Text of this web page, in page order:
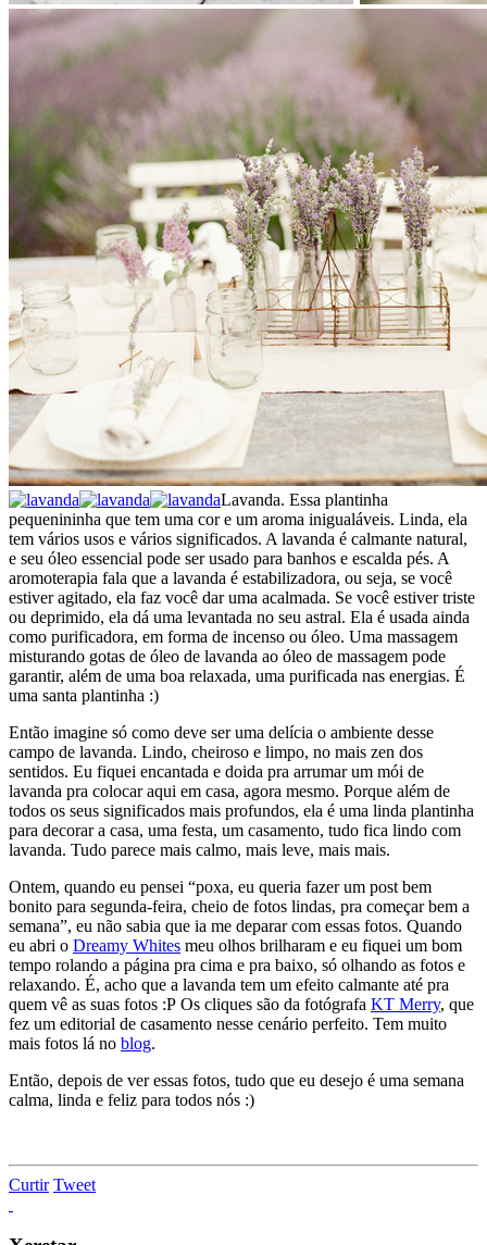
Lavanda. Essa plantinha
pequenininha que tem uma cor e um aroma inigualáveis. Linda, ela
tem vários usos e vários significados. A lavanda é calmante natural,
e seu óleo essencial pode ser usado para banhos e escalda pés. A
aromoterapia fala que a lavanda é estabilizadora, ou seja, se você
estiver agitado, ela faz você dar uma acalmada. Se você estiver triste
ou deprimido, ela dá uma levantada no seu astral. Ela é usada ainda
como purificadora, em forma de incenso ou óleo. Uma massagem
misturando gotas de óleo de lavanda ao óleo de massagem pode
garantir, além de uma boa relaxada, uma purificada nas energias. É
uma santa plantinha :)
Então imagine só como deve ser uma delícia o ambiente desse
campo de lavanda. Lindo, cheiroso e limpo, no mais zen dos
sentidos. Eu fiquei encantada e doida pra arrumar um mói de
lavanda pra colocar aqui em casa, agora mesmo. Porque além de
todos os seus significados mais profundos, ela é uma linda plantinha
para decorar a casa, uma festa, um casamento, tudo fica lindo com
lavanda. Tudo parece mais calmo, mais leve, mais mais.
Ontem, quando eu pensei “poxa, eu queria fazer um post bem
bonito para segunda-feira, cheio de fotos lindas, pra começar bem a
semana”, eu não sabia que ia me deparar com essas fotos. Quando
eu abri o Dreamy Whites meu olhos brilharam e eu fiquei um bom
tempo rolando a página pra cima e pra baixo, só olhando as fotos e
relaxando. É, acho que a lavanda tem um efeito calmante até pra
quem vê as suas fotos :P Os cliques são da fotógrafa KT Merry, que
fez um editorial de casamento nesse cenário perfeito. Tem muito
mais fotos lá no blog.
Então, depois de ver essas fotos, tudo que eu desejo é uma semana
calma, linda e feliz para todos nós :)
Curtir Tweet